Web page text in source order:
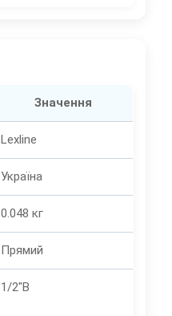
Значення
Lexline
Україна
0.048 кг
Прямий
1/2"В